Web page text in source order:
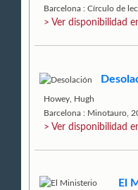
Barcelona : Círculo de
> Ver disponibilidad
Howey, Hugh
Barcelona : Minotauro,
> Ver disponibilidad
El